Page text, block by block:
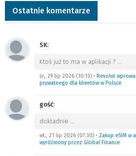
Ostatnie komentarze
SK:
Ktoś już to ma w aplikacji ? …
śr., 29 lip 2026 (10:13) • Revolut
prywatnego dla klientów w Polsce
gość:
dokładnie …
wt., 21 lip 2026 (07:30) • Zakup eSIM w
wyróżniony przez Global Finance